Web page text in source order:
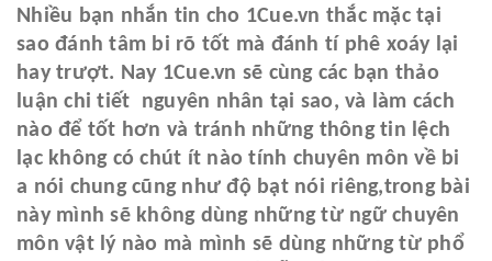
Nhiều bạn nhắn tin cho 1Cue.vn thắc mặc tại
sao đánh tâm bi rõ tốt mà đánh tí phê xoáy lại
hay trượt. Nay 1Cue.vn sẽ cùng các bạn thảo
luận chi tiết nguyên nhân tại sao, và làm cách
nào để tốt hơn và tránh những thông tin lệch
lạc không có chút ít nào tính chuyên môn về bi
a nói chung cũng như độ bạt nói riêng,trong bài
này mình sẽ không dùng những từ ngữ chuyên
môn vật lý nào mà mình sẽ dùng những từ phổ